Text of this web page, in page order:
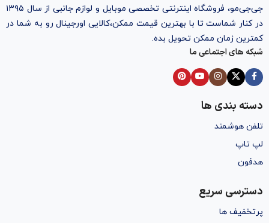
جی‌جی‌مو، فروشگاه اینترنتی تخصصی موبایل و لوازم جانبی از سال ۱۳۹۵
در کنار شماست تا با بهترین قیمت ممکن،‌کالایی اورجینال رو به شما در
کمترین زمان ممکن تحویل بده.
شبکه های اجتماعی ما
دسته بندی ها
تلفن هوشمند
لپ تاپ
هدفون
دسترسی سریع
پرتخفیف ها